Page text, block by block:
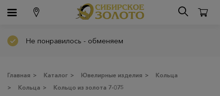
Не понравилось - обменяем
Главная > Каталог > Ювелирные изделия >
Кольца
>
Кольца > Кольцо из золота 7-075